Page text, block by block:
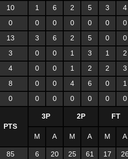
10 1 6 2 5 3
4
0 0 0 0 0 0
0
13 3 6 2 5 0
0
3 0 0 1 3 1
2
4 0 0 1 2 2
3
8 0 0 4 6 0
1
0 0 0 0 0 0 0
PTS
3P 2P FT
M A M A M A
85 6 20 25 61 17